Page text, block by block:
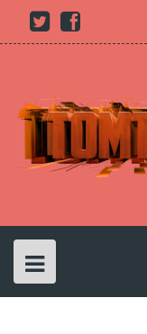
content
Youtube
twitterFacebook